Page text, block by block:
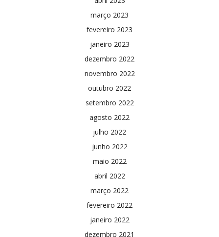
março 2023
fevereiro 2023
janeiro 2023
dezembro 2022
novembro 2022
outubro 2022
setembro 2022
agosto 2022
julho 2022
junho 2022
maio 2022
abril 2022
março 2022
fevereiro 2022
janeiro 2022
dezembro 2021